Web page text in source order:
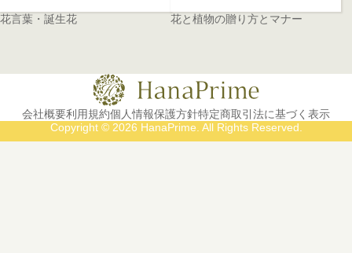
花言葉・誕生花 花と植物の贈り方とマナー
会社概要利用規約個人情報保護方針特定商取引法に基づく表示
Copyright © 2026 HanaPrime. All Rights Reserved.